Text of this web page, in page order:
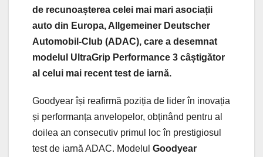
de recunoașterea celei mai mari asociații
auto din Europa, Allgemeiner Deutscher
Automobil-Club (ADAC), care a desemnat
modelul UltraGrip Performance 3 câștigător
al celui mai recent test de iarnă.
Goodyear își reafirmă poziția de lider în inovația
și performanța anvelopelor, obținând pentru al
doilea an consecutiv primul loc în prestigiosul
test de iarnă ADAC. Modelul Goodyear